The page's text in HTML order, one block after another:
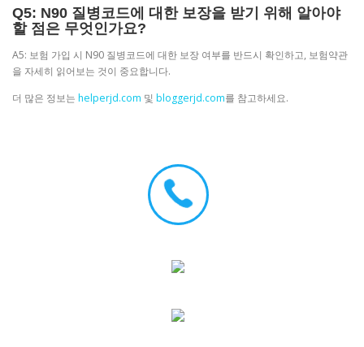
Q5: N90 질병코드에 대한 보장을 받기 위해 알아야
할 점은 무엇인가요?
A5: 보험 가입 시 N90 질병코드에 대한 보장 여부를 반드시 확인하고, 보험약관
을 자세히 읽어보는 것이 중요합니다.
더 많은 정보는 helperjd.com 및 bloggerjd.com를 참고하세요.